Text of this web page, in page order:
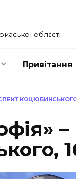
області
Привітання